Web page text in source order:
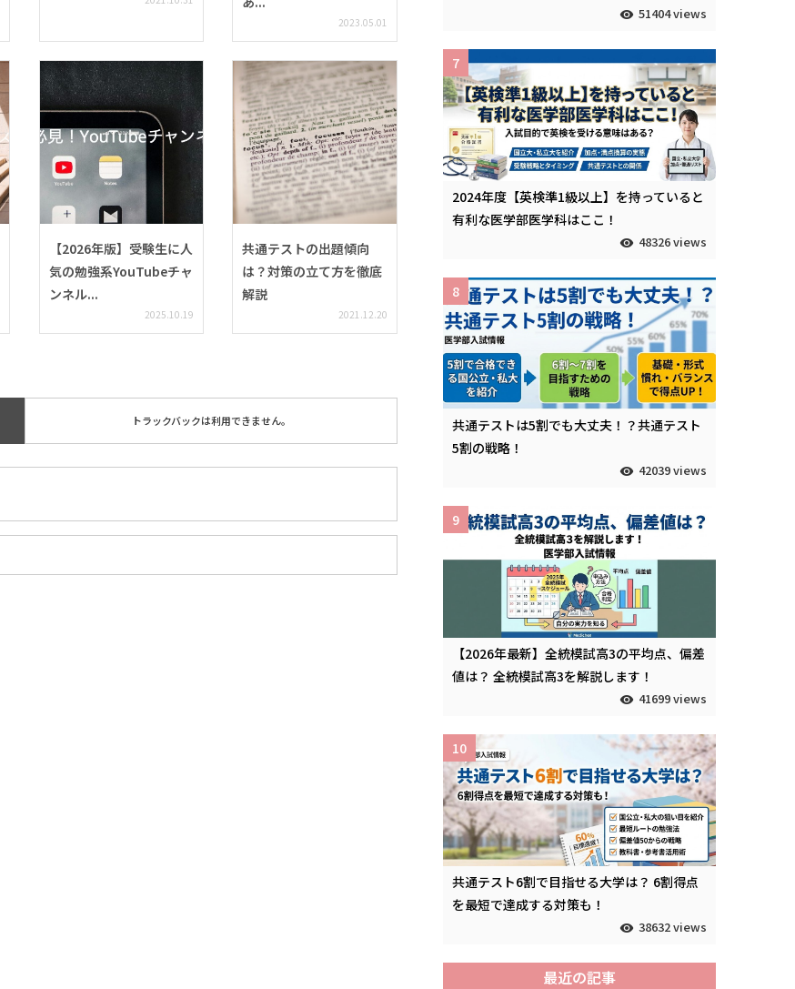
2023.05.01
【2026年版】受験生に人
気の勉強系YouTubeチャ
ンネル...
2025.10.19
共通テストの出題傾向
は？対策の立て方を徹底
解説
2021.12.20
トラックバックは利用できません。
51404 views
2024年度【英検準1級以上】を持っていると
有利な医学部医学科はここ！
48326 views
7
共通テストは5割でも大丈夫！？共通テスト
5割の戦略！
42039 views
8
【2026年最新】全統模試高3の平均点、偏差
値は？ 全統模試高3を解説します！
41699 views
9
共通テスト6割で目指せる大学は？ 6割得点
を最短で達成する対策も！
38632 views
10
最近の記事